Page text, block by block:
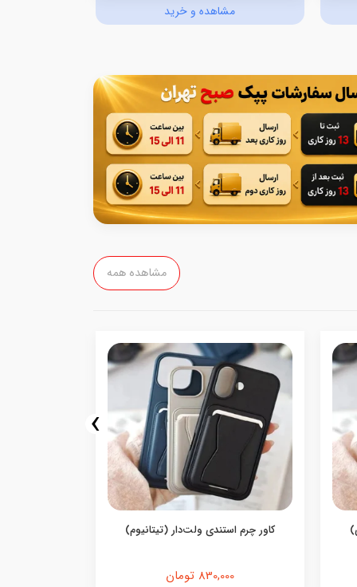
مشاهده و خرید
مشاهده همه
کاور چرم استندی ولت‌دار (تیتانیوم)
830,000 تومان
›